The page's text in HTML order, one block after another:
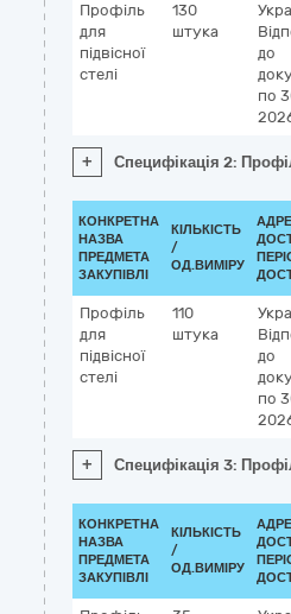
Профіль
для
підвісної
стелі
130
штука
до
по
+ Специфікація 2:
КОНКРЕТНА
НАЗВА
ПРЕДМЕТА
ЗАКУПІВЛІ
КІЛЬКІСТЬ
/
ОД.ВИМІРУ
Профіль
для
підвісної
стелі
110
штука
до
по
+ Специфікація 3:
КОНКРЕТНА
НАЗВА
ПРЕДМЕТА
ЗАКУПІВЛІ
КІЛЬКІСТЬ
/
ОД.ВИМІРУ